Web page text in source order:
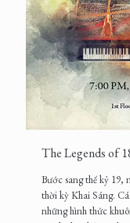
The Legends of
Bước sang thế kỷ 19,
thời kỳ Khai Sáng.
những hình thức